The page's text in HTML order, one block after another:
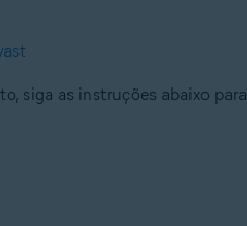
siga as instruções abaixo para